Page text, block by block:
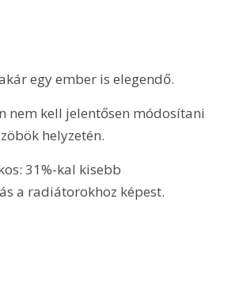
egy ember is elegendő.
nem kell jelentősen módosítani
helyzetén.
31%-kal kisebb
a radiátorokhoz képest.